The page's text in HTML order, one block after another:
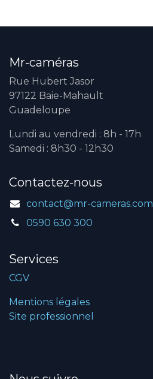
Mr-caméras
Rue Hubert Jasor
97122 Baie-Mahault
Guadeloupe
Lundi au vendredi : 8h - 17h
Samedi : 8h30 - 12h30
Contactez-nous
contact@mr-cameras.com
0590 630 300
Services
CGV
Mentions légales
Site professionnel